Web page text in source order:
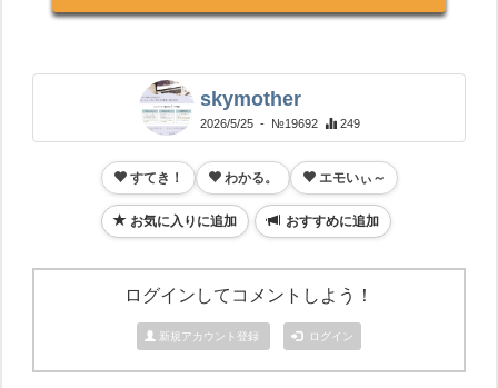
skymother
2026/5/25 - №19692 249
すてき！ わかる。 エモいぃ～
お気に入りに追加 おすすめに追加
ログインしてコメントしよう！
新規アカウント登録 ログイン